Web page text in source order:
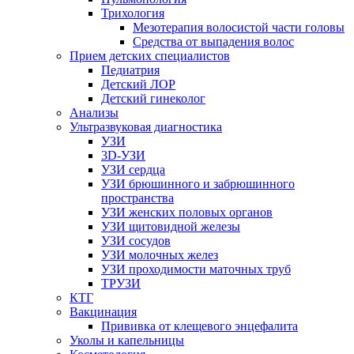
Трихология
Мезотерапия волосистой части головы
Средства от выпадения волос
Прием детских специалистов
Педиатрия
Детский ЛОР
Детский гинеколог
Анализы
Ультразвуковая диагностика
УЗИ
3D-УЗИ
УЗИ сердца
УЗИ брюшинного и забрюшинного
пространства
УЗИ женских половых органов
УЗИ щитовидной железы
УЗИ сосудов
УЗИ молочных желез
УЗИ проходимости маточных труб
ТРУЗИ
КТГ
Вакцинация
Прививка от клещевого энцефалита
Уколы и капельницы